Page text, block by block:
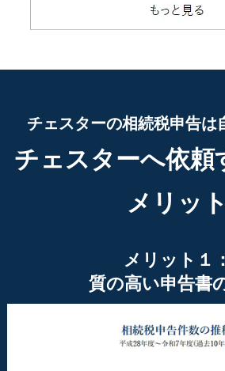
チェスターの相続税申告は
チェスターへ依頼
メリット
メリット１：
質の高い申告書